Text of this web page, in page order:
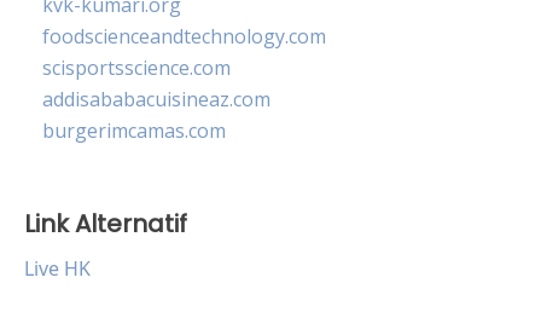
foodscienceandtechnology.com
scisportsscience.com
addisababacuisineaz.com
burgerimcamas.com
Link Alternatif
Live HK